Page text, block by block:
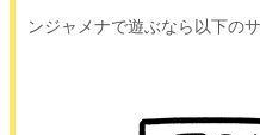
ンジャメナで遊ぶなら以下の